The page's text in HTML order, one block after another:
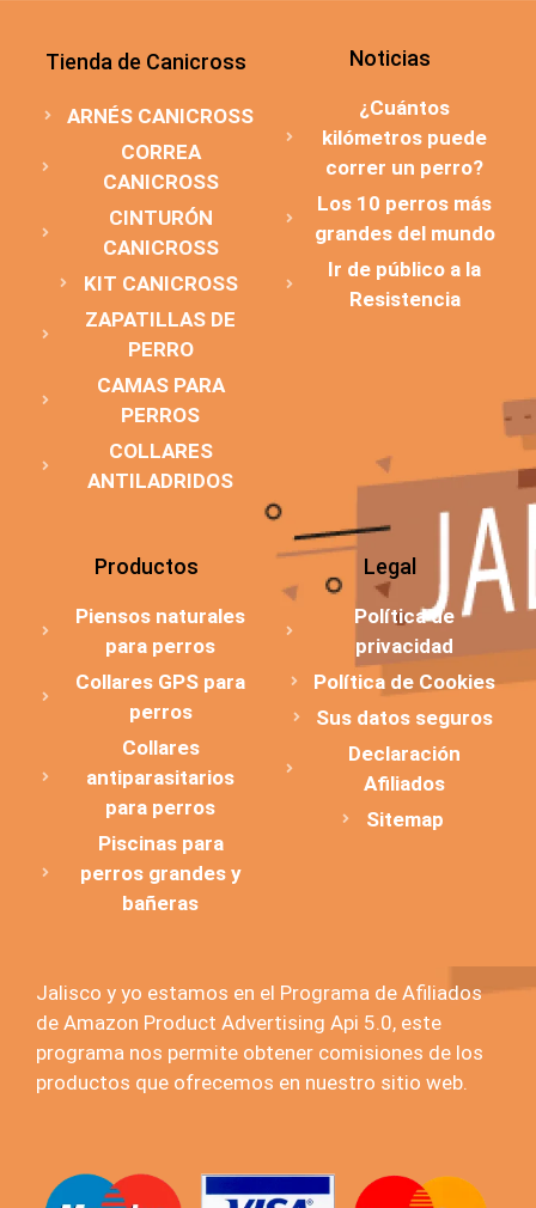
Tienda de Canicross
ARNÉS CANICROSS
CORREA
CANICROSS
CINTURÓN
CANICROSS
KIT CANICROSS
ZAPATILLAS DE
PERRO
CAMAS PARA
PERROS
COLLARES
ANTILADRIDOS
Noticias
¿Cuántos
kilómetros puede
correr un perro?
Los 10 perros más
grandes del mundo
Ir de público a la
Resistencia
Productos
Piensos naturales
para perros
Collares GPS para
perros
Collares
antiparasitarios
para perros
Piscinas para
perros grandes y
bañeras
Legal
Política de
privacidad
Política de Cookies
Sus datos seguros
Declaración
Afiliados
Sitemap
Jalisco y yo estamos en el Programa de Afiliados
de Amazon Product Advertising Api 5.0, este
programa nos permite obtener comisiones de los
productos que ofrecemos en nuestro sitio web.